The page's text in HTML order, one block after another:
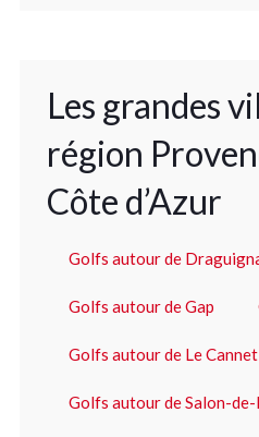
Les grandes
région
Côte d’Azur
Golfs autour de
Golfs autour de Gap
Golfs autour de Le Cannet
Golfs autour de Salon-